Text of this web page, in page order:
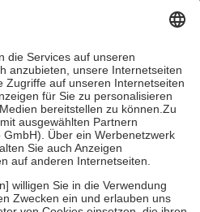
Zuzahlungen in Höhe von zehn
nie mehr als die tatsächlichen
auch für Online-Apotheken.
beträgt die
sowie zehn Euro je
für ihre eigene Gesundheit zu
der Familie zu unterstützen,
zum vollendeten 18. Lebensjahr